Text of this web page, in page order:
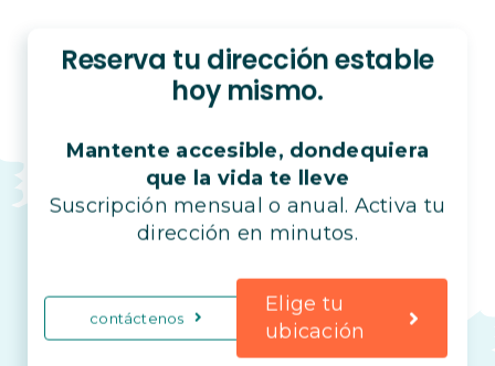
Reserva tu dirección estable
hoy mismo.
Mantente accesible, dondequiera
que la vida te lleve
Suscripción mensual o anual. Activa tu
dirección en minutos.
contáctenos
Elige tu
ubicación